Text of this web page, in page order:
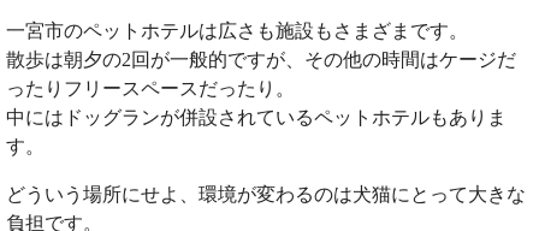
一宮市のペットホテルは広さも施設もさまざまです。
散歩は朝夕の2回が一般的ですが、その他の時間はケージだ
ったりフリースペースだったり。
中にはドッグランが併設されているペットホテルもありま
す。
どういう場所にせよ、環境が変わるのは犬猫にとって大きな
負担です。